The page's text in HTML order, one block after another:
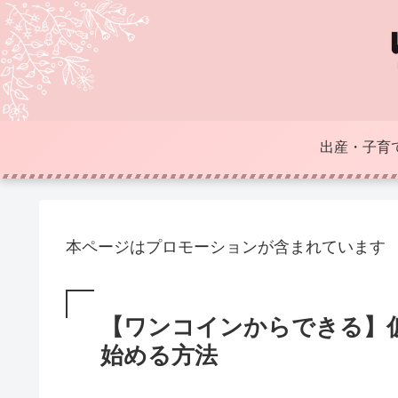
出産・子育
本ページはプロモーションが含まれています
【ワンコインからできる
始める方法